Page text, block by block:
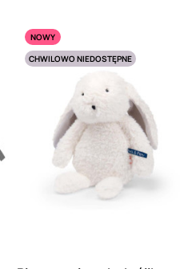
NOWY
CHWILOWO NIEDOSTĘPNE